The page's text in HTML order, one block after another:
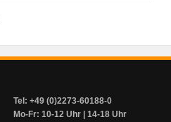
Tel: +49 (0)2273-60188-0
Mo-Fr: 10-12 Uhr | 14-18 Uhr